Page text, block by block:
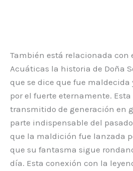
También está relacionada con
Acuáticas la historia de Doña
que se dice que fue
por el fuerte eternamente.
transmitido de generación en
parte indispensable del
que la maldición fue lanzada
que su fantasma sigue
día. Esta conexión con la